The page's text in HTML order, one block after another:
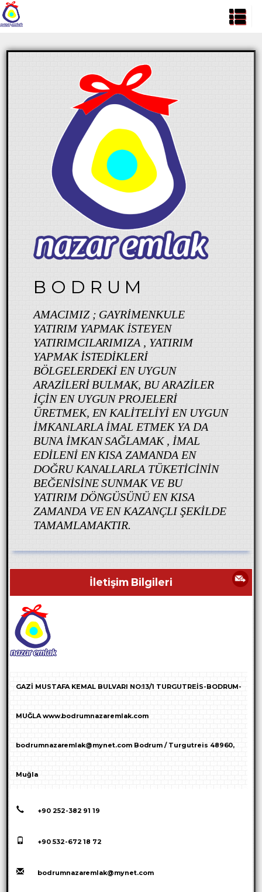
B O D R U M
AMACIMIZ ; GAYRIMENKULE
YATIRIM YAPMAK ISTEYEN
YATIRIMCILARIMIZA , YATIRIM
YAPMAK ISTEDIKLERI
BÖLGELERDEKI EN UYGUN
ARAZILERI BULMAK, BU ARAZILER
IÇIN EN UYGUN PROJELERI
ÜRETMEK, EN KALITELIYI EN UYGUN
IMKANLARLA IMAL ETMEK YA DA
BUNA IMKAN SAĞLAMAK , IMAL
EDILENI EN KISA ZAMANDA EN
DOĞRU KANALLARLA TÜKETICININ
BEĞENISINE SUNMAK VE BU
YATIRIM DÖNGÜSÜNÜ EN KISA
ZAMANDA VE EN KAZANÇLI ŞEKILDE
TAMAMLAMAKTIR.
İletişim Bilgileri
GAZİ MUSTAFA KEMAL BULVARI NO:13/1 TURGUTREİS-BODRUM-
MUĞLA www.bodrumnazaremlak.com
bodrumnazaremlak@mynet.com Bodrum / Turgutreis 48960,
Muğla
+90 252-382 91 19
+90 532-672 18 72
bodrumnazaremlak@mynet.com